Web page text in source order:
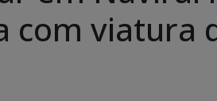
com viatura